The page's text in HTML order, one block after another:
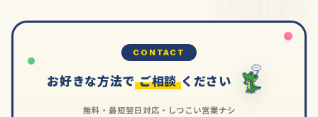
CONTACT
お好きな方法で ご相談 ください
無料・最短翌日対応・しつこい営業ナシ